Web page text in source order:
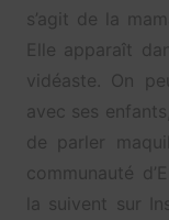
s’agit de la
Elle apparaît
vidéaste. On
avec ses
de parler
communauté
la suivent sur